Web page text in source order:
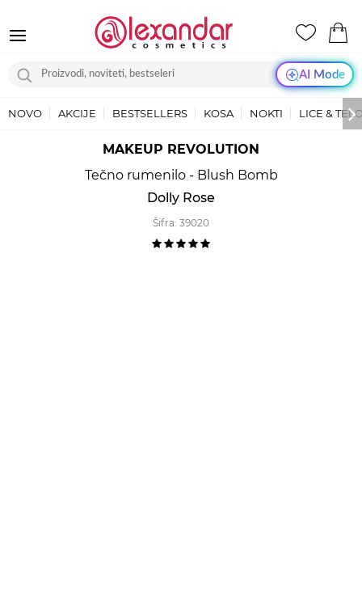
AI Mode
NOVO AKCIJE BESTSELLERS KOSA NOKTI LICE &
MAKEUP REVOLUTION
Tečno rumenilo - Blush Bomb
Dolly Rose
Šifra: 39020